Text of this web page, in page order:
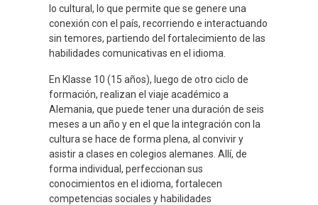
lo cultural, lo que permite que se genere una
conexión con el país, recorriendo e interactuando
sin temores, partiendo del fortalecimiento de las
habilidades comunicativas en el idioma.
En Klasse 10 (15 años), luego de otro ciclo de
formación, realizan el viaje académico a
Alemania, que puede tener una duración de seis
meses a un año y en el que la integración con la
cultura se hace de forma plena, al convivir y
asistir a clases en colegios alemanes. Allí, de
forma individual, perfeccionan sus
conocimientos en el idioma, fortalecen
competencias sociales y habilidades